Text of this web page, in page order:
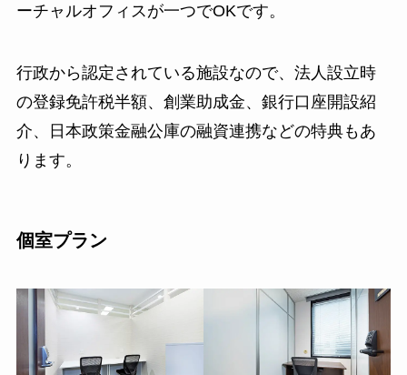
ーチャルオフィスが一つでOKです。
行政から認定されている施設なので、法人設立時
の登録免許税半額、創業助成金、銀行口座開設紹
介、日本政策金融公庫の融資連携などの特典もあ
ります。
個室プラン